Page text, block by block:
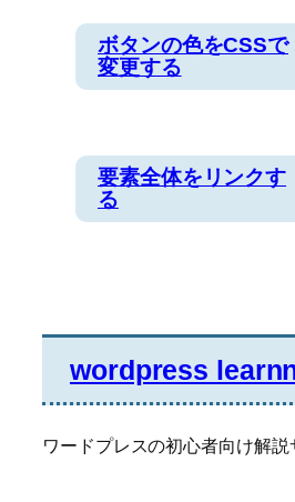
ボタンの色をCSSで
変更する
要素全体をリンクす
る
wordpress
ワードプレスの初心者向け解説